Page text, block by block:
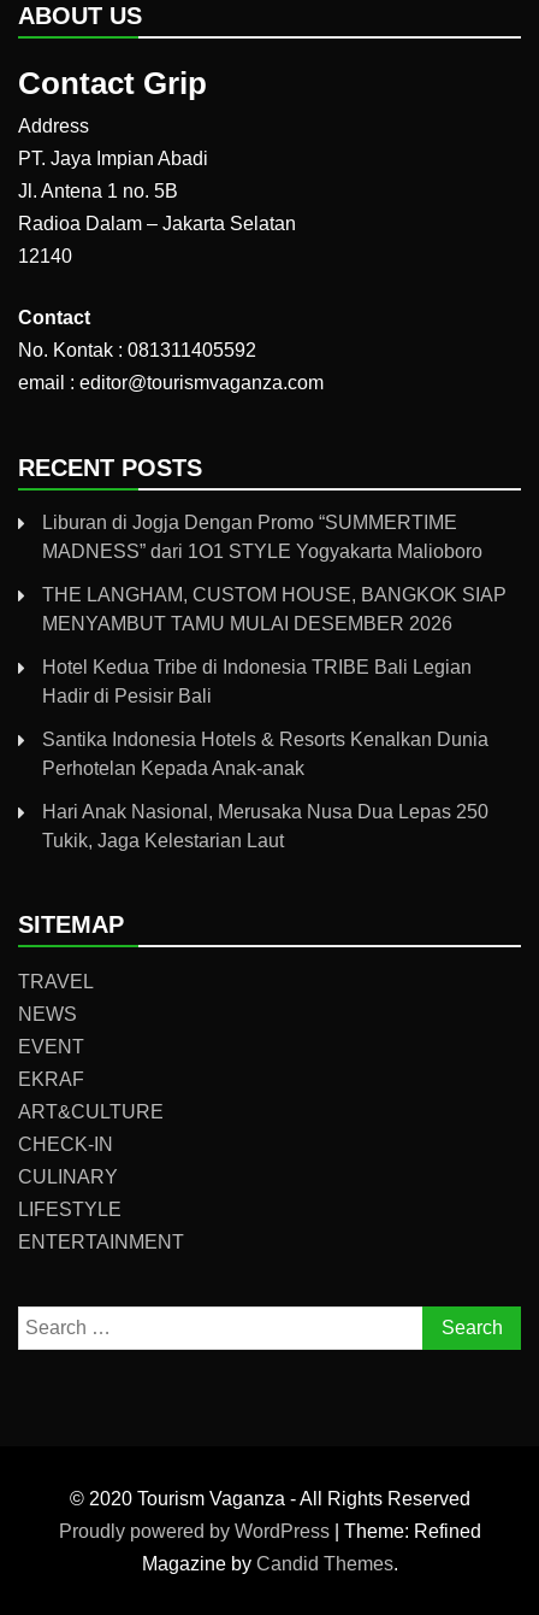
ABOUT US
Contact Grip
Address
PT. Jaya Impian Abadi
Jl. Antena 1 no. 5B
Radioa Dalam – Jakarta Selatan
12140
Contact
No. Kontak : 081311405592
email : editor@tourismvaganza.com
RECENT POSTS
Liburan di Jogja Dengan Promo “SUMMERTIME
MADNESS” dari 1O1 STYLE Yogyakarta Malioboro
THE LANGHAM, CUSTOM HOUSE, BANGKOK SIAP
MENYAMBUT TAMU MULAI DESEMBER 2026
Hotel Kedua Tribe di Indonesia TRIBE Bali Legian
Hadir di Pesisir Bali
Santika Indonesia Hotels & Resorts Kenalkan Dunia
Perhotelan Kepada Anak-anak
Hari Anak Nasional, Merusaka Nusa Dua Lepas 250
Tukik, Jaga Kelestarian Laut
SITEMAP
TRAVEL
NEWS
EVENT
EKRAF
ART&CULTURE
CHECK-IN
CULINARY
LIFESTYLE
ENTERTAINMENT
Search
for:
© 2020 Tourism Vaganza - All Rights Reserved
Proudly powered by WordPress
Theme: Refined
Magazine by Candid Themes.